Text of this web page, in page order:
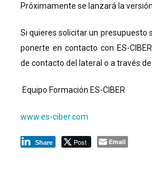
Próximamente se lanzará la
Si quieres solicitar un presupuesto
ponerte en contacto con ES-
de contacto del lateral o a través
Equipo Formación ES-CIBER
www.es-ciber.com
Share Post Email